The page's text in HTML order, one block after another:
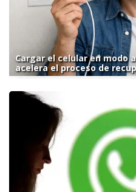
Cargar el celular en modo
acelera el proceso de